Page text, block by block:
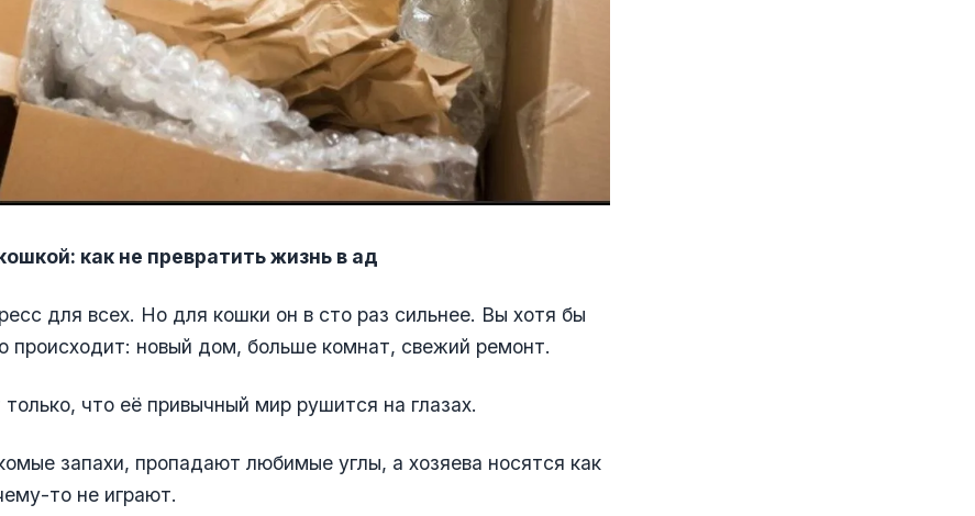
как не превратить жизнь в ад
для всех. Но для кошки он в сто раз сильнее. Вы хотя бы
происходит: новый дом, больше комнат, свежий ремонт.
что её привычный мир рушится на глазах.
запахи, пропадают любимые углы, а хозяева носятся как
то не играют.